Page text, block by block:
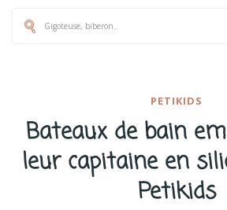
PETIKIDS
Bateaux de bain
leur capitaine en
Petikids